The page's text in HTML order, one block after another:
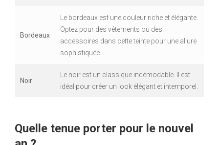
Bordeaux
Le bordeaux est une couleur riche et élégante.
Optez pour des vêtements ou des
accessoires dans cette teinte pour une allure
sophistiquée.
Noir
Le noir est un classique indémodable. Il est
idéal pour créer un look élégant et intemporel.
Quelle tenue porter pour le nouvel